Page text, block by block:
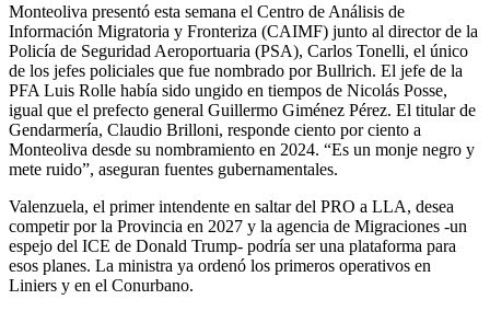
Monteoliva presentó esta semana el Centro de Análisis de
Información Migratoria y Fronteriza (CAIMF) junto al director de la
Policía de Seguridad Aeroportuaria (PSA), Carlos Tonelli, el único
de los jefes policiales que fue nombrado por Bullrich. El jefe de la
PFA Luis Rolle había sido ungido en tiempos de Nicolás Posse,
igual que el prefecto general Guillermo Giménez Pérez. El titular de
Gendarmería, Claudio Brilloni, responde ciento por ciento a
Monteoliva desde su nombramiento en 2024. “Es un monje negro y
mete ruido”, aseguran fuentes gubernamentales.
Valenzuela, el primer intendente en saltar del PRO a LLA, desea
competir por la Provincia en 2027 y la agencia de Migraciones -un
espejo del ICE de Donald Trump- podría ser una plataforma para
esos planes. La ministra ya ordenó los primeros operativos en
Liniers y en el Conurbano.